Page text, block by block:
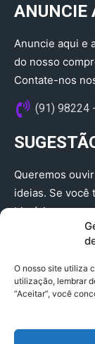
O nosso site utiliza
utilização, lembrar
“Aceitar”, você
ANUNCIE
Anuncie aqui e
do nosso
Contate-nos
(91) 98224
Queremos
ideias. Se você
história que
(91) 98224